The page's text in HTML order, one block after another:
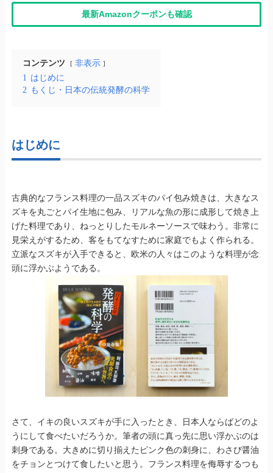
最新Amazonクーポンも確認
コンテンツ
非表示
1 はじめに
2 もくじ・日本の伝統発酵の科学
はじめに
古典的なフランス料理の一品スズキのパイ包み焼きは、大きなス
ズキを丸ごとパイ生地に包み、リアルな魚の形に成形して焼き上
げた料理であり、ねっとりしたモルネーソースで味わう。非常に
見栄えがするため、客をもてなすために家庭でもよく作られる。
立派なスズキが入手できると、欧米の人々はこのような料理が念
頭に浮かぶようである。
さて、イキの良いスズキが手に入ったとき、日本人ならばどのよ
うにして食べたいだろうか。筆者の頭に真っ先に思い浮かぶのは
刺身である。大きめに切り揃えたピンク色の刺身に、わさび醤油
をチョンとつけて食したいと思う。フランス料理を侮辱するつも